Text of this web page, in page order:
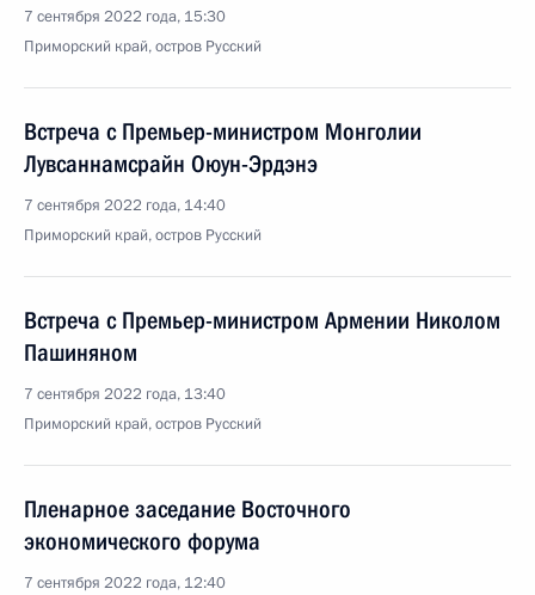
7 сентября 2022 года, 15:30
Приморский край, остров Русский
Встреча с Премьер-министром Монголии
Лувсаннамсрайн Оюун-Эрдэнэ
7 сентября 2022 года, 14:40
Приморский край, остров Русский
Встреча с Премьер-министром Армении Николом
Пашиняном
7 сентября 2022 года, 13:40
Приморский край, остров Русский
Пленарное заседание Восточного
экономического форума
7 сентября 2022 года, 12:40